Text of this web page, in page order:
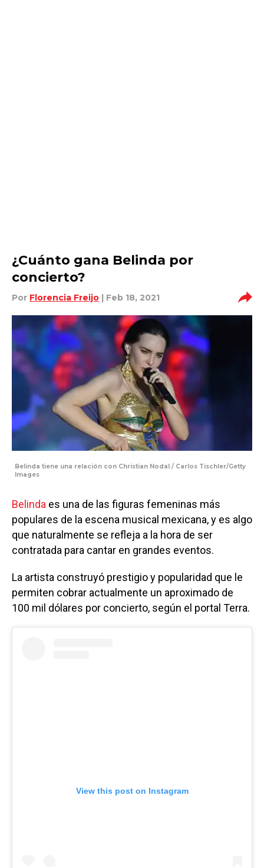
¿Cuánto gana Belinda por
concierto?
Por Florencia Freijo | Feb 18, 2021
Belinda tiene una relación con Christian Nodal / Carlos Tischler/Getty
Images
Belinda es una de las figuras femeninas más
populares de la escena musical mexicana, y es algo
que naturalmente se refleja a la hora de ser
contratada para cantar en grandes eventos.
La artista construyó prestigio y popularidad que le
permiten cobrar actualmente un aproximado de
100 mil dólares por concierto, según el portal Terra.
View this post on Instagram